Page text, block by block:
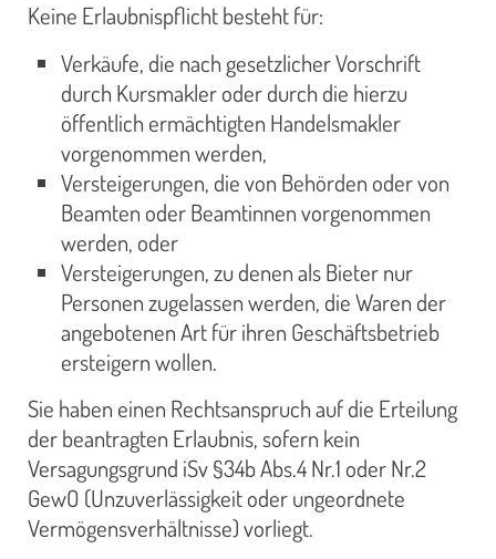
Keine Erlaubnispflicht besteht für:
Verkäufe, die nach gesetzlicher Vorschrift
durch Kursmakler oder durch die hierzu
öffentlich ermächtigten Handelsmakler
vorgenommen werden,
Versteigerungen, die von Behörden oder von
Beamten oder Beamtinnen vorgenommen
werden, oder
Versteigerungen, zu denen als Bieter nur
Personen zugelassen werden, die Waren der
angebotenen Art für ihren Geschäftsbetrieb
ersteigern wollen.
Sie haben einen Rechtsanspruch auf die Erteilung
der beantragten Erlaubnis, sofern kein
Versagungsgrund iSv §34b Abs.4 Nr.1 oder Nr.2
GewO (Unzuverlässigkeit oder ungeordnete
Vermögensverhältnisse) vorliegt.